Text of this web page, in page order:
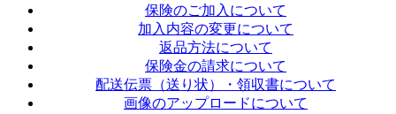
保険のご加入について
加入内容の変更について
返品方法について
保険金の請求について
配送伝票（送り状）・領収書について
画像のアップロードについて